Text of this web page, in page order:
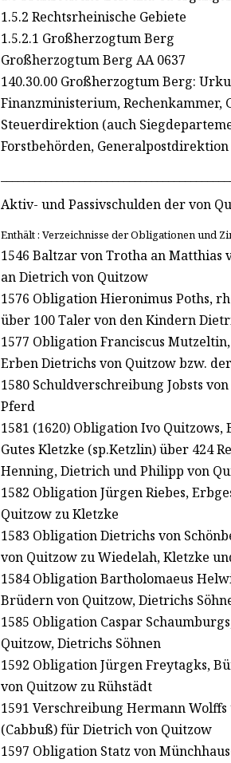
1.5.2 Rechtsrheinische Gebiete
1.5.2.1 Großherzogtum Berg
Großherzogtum Berg AA 0637
140.30.00 Großherzogtum Berg:
Finanzministerium,
Steuerdirektion (auch
Forstbehörden, Generalpostdirektion
Aktiv- und Passivschulden der von
Enthält : Verzeichnisse der Obligationen und
1546 Baltzar von Trotha an
an Dietrich von Quitzow
1576 Obligation Hieronimus Poths,
über 100 Taler von den Kindern
1577 Obligation Franciscus
Erben Dietrichs von Quitzow bzw.
1580 Schuldverschreibung Jobsts
Pferd
1581 (1620) Obligation Ivo
Gutes Kletzke (sp.Ketzlin) über 424
Henning, Dietrich und Philipp von
1582 Obligation Jürgen Riebes,
Quitzow zu Kletzke
1583 Obligation Dietrichs von
von Quitzow zu Wiedelah, Kletzke
1584 Obligation Bartholomaeus
Brüdern von Quitzow, Dietrichs
1585 Obligation Caspar
Quitzow, Dietrichs Söhnen
1592 Obligation Jürgen Freytagks,
von Quitzow zu Rühstädt
1591 Verschreibung Hermann
(Cabbuß) für Dietrich von Quitzow
1597 Obligation Statz von